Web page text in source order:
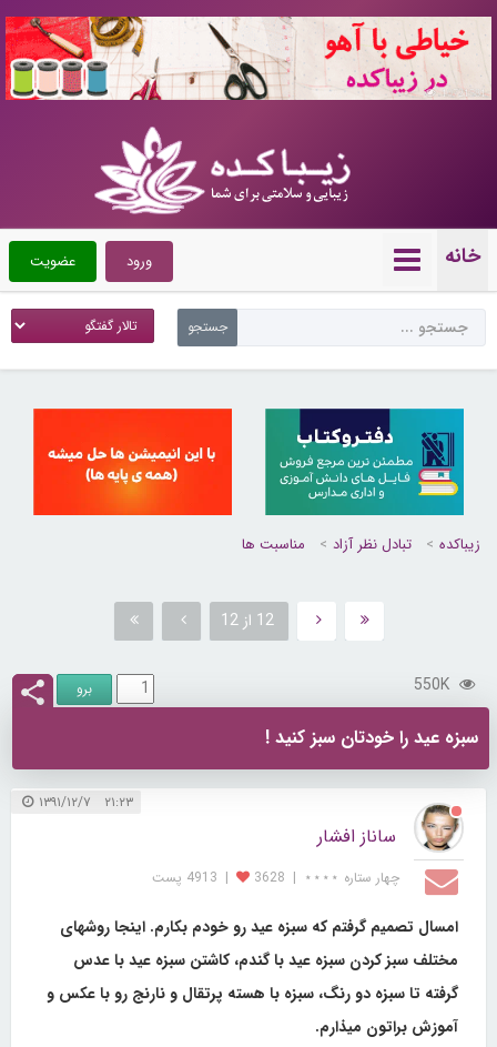
10721581
خانه عضویت ورود
زیباکده تبادل نظر آزاد مناسبت ها
12 از 12
550K
سبزه عید را خودتان سبز کنید !
۲۱:۲۳ ۱۳۹۱/۱۲/۷
ساناز افشار
چهار ستاره ⋆⋆⋆⋆ |
3628
| 4913 پست
امسال تصمیم گرفتم که سبزه عید رو خودم بکارم. اینجا روشهای
مختلف سبز کردن سبزه عید با گندم، کاشتن سبزه عید با عدس
گرفته تا سبزه دو رنگ، سبزه با هسته پرتقال و نارنج رو با عکس و
آموزش براتون میذارم.